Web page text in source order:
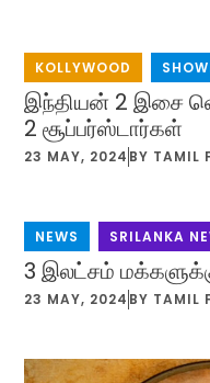
KOLLYWOOD
இந்தியன் 2 இசை
2 சூப்பர்ஸ்டார்கள்
23 MAY, 2024 BY TAMIL
NEWS SRILANKA
3 இலட்சம்
23 MAY, 2024 BY TAMIL